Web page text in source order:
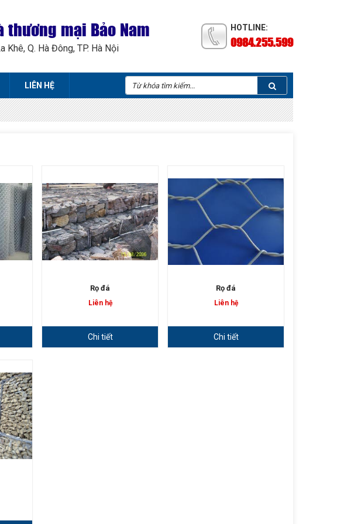
thương mại Bảo Nam
Khê, Q. Hà Đông, TP. Hà Nội
HOTLINE:
0984.255.599
LIÊN HỆ
Rọ đá
Liên hệ
Chi tiết
Rọ đá
Liên hệ
Chi tiết